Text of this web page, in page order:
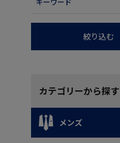
絞り込む
カテゴリーから探す
メンズ